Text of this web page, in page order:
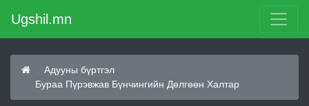
Ugshil.mn
Адууны бүртгэл
Бураа Пүрэвжав Бүнчингийн Дөлгөөн Халтар